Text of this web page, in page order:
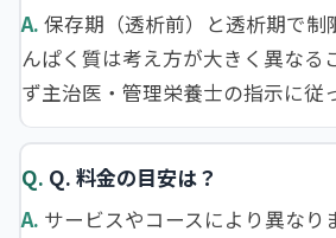
保存期（透析前）と透析期で制
んぱく質は考え方が大きく異なる
ず主治医・管理栄養士の指示に従
Q. 料金の目安は？
サービスやコースにより異なり